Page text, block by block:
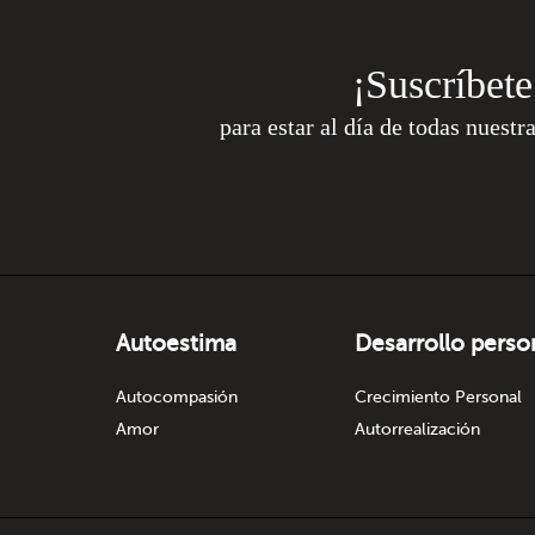
para estar al día de todas
Autoestima
Autocompasión
Amor
Desarrollo
Crecimiento Personal
Autorrealización